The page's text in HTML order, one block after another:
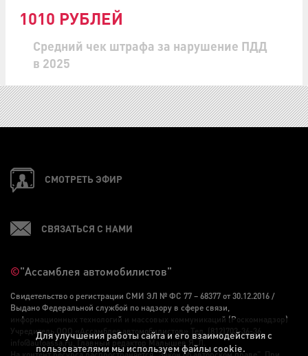
1010 РУБЛЕЙ
Средний чек штрафа за нарушение ПДД
в 2025
СМОТРЕТЬ ЭФИР
СВЯЗАТЬСЯ С НАМИ
©"Ассамблея автомобилистов"
Свидетельство о регистрации СМИ ЭЛ № ФС 77 – 68377 от 30.12.2016 /
Выдано Федеральной службой по надзору в сфере связи,
информационных технологий и массовых коммуникаций (Роскомнадзор)
Учредитель ООО «Ассамблея автомобилистов» Тел. (812)703-36-36,
info@autoassa.ru, Главный редактор Малышев Я. Л.
Для улучшения работы сайта и его взаимодействия с
пользователями мы используем файлы cookie.